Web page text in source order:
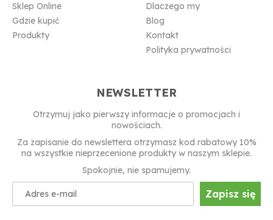
Sklep Online
Gdzie kupić
Produkty
Dlaczego my
Blog
Kontakt
Polityka prywatności
NEWSLETTER
Otrzymuj jako pierwszy informacje o promocjach i
nowościach.
Za zapisanie do newslettera otrzymasz kod rabatowy 10%
na wszystkie nieprzecenione produkty w naszym sklepie.
Spokojnie, nie spamujemy.
Zapisz się